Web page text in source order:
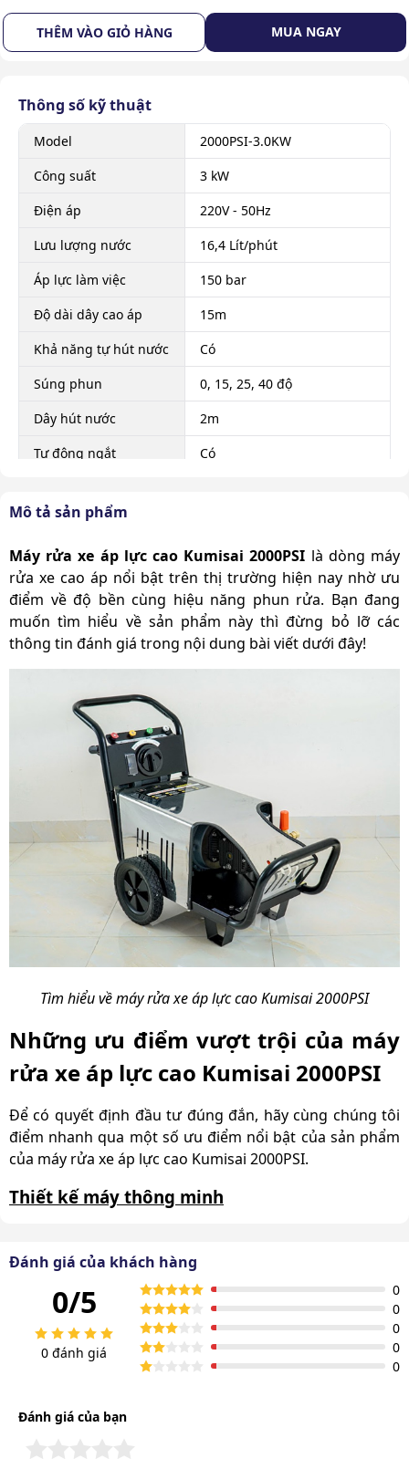
THÊM VÀO GIỎ HÀNG MUA NGAY
Mô tả sản phẩm
Máy rửa xe áp lực cao Kumisai 2000PSI là dòng máy
rửa xe cao áp nổi bật trên thị trường hiện nay nhờ ưu
điểm về độ bền cùng hiệu năng phun rửa. Bạn đang
muốn tìm hiểu về sản phẩm này thì đừng bỏ lỡ các
thông tin đánh giá trong nội dung bài viết dưới đây!
Tìm hiểu về máy rửa xe áp lực cao Kumisai 2000PSI
Những ưu điểm vượt trội của máy
rửa xe áp lực cao Kumisai 2000PSI
Để có quyết định đầu tư đúng đắn, hãy cùng chúng tôi
điểm nhanh qua một số ưu điểm nổi bật của sản phẩm
của máy rửa xe áp lực cao Kumisai 2000PSI.
Thiết kế máy thông minh
dụng với trọng lượng 56kg cùng tay đẩy và hệ thống
bánh xe chắc chắn. Nhờ vậy mà việc di chuyển máy tới
các vị trí làm việc thuận tiện hơn, không gặp nhiều khó
khăn.
Thông số kỹ thuật
Model
2000PSI-3.0KW
Công suất
3 kW
Điện áp
220V - 50Hz
Lưu lượng nước
16,4 Lít/phút
Áp lực làm việc
150 bar
Độ dài dây cao áp
15m
Khả năng tự hút nước
Có
Súng phun
0, 15, 25, 40 độ
Dây hút nước
2m
Tự động ngắt
Có
Trọng lượng sản
Trọng lượng cả bao bì 80 Kg
Phụ kiện theo máy
Súng rửa xe, dây cao áp,
dây dẫn nước, béc phun
Đánh giá của khách hàng
0/5
0 đánh giá
0
0
0
0
0
Đánh giá của bạn